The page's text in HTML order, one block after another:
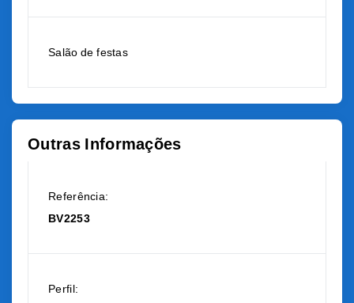
Salão de festas
Outras Informações
Referência:
BV2253
Perfil: